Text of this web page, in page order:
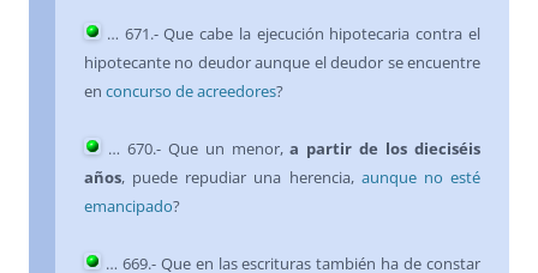
… 671.- Que cabe la ejecución hipotecaria contra el
hipotecante no deudor aunque el deudor se encuentre
en concurso de acreedores?
… 670.- Que un menor,a partir de los dieciséis
años, puede repudiar una herencia, aunque no esté
emancipado?
… 669.- Que en las escrituras también ha de constar